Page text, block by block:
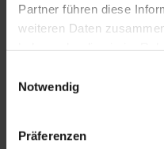
Partner führen diese
weiteren Daten
Cookies, wenn Sie
Notwendig
Präferenzen